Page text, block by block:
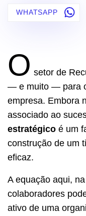
WHATSAPP
O setor de
— e muito — para
empresa. Embora
associado ao
estratégico é um
construção de um
eficaz.
A equação aqui,
colaboradores
ativo de uma